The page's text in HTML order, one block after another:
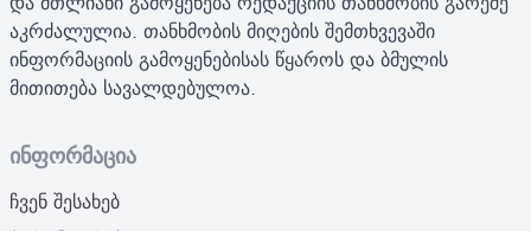
აკრძალულია. თანხმობის მიღების შემთხვევაში
ინფორმაციის გამოყენებისას წყაროს და ბმულის
მითითება სავალდებულოა.
ინფორმაცია
ჩვენ შესახებ